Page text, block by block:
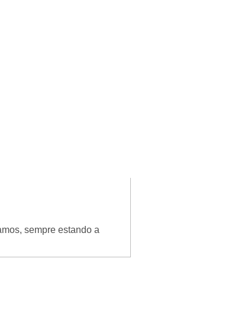
sempre estando a